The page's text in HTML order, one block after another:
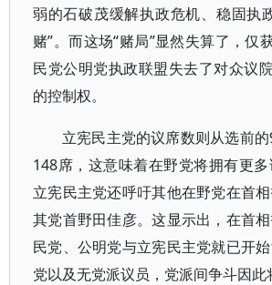
弱的石破茂缓解执政危机、稳固执
赌”。而这场“赌局”显然失算了，仅
民党公明党执政联盟失去了对众议
的控制权。
立宪民主党的议席数则从选前
148席，这意味着在野党将拥有更多
立宪民主党还呼吁其他在野党在首
其党首野田佳彦。这显示出，在首
民党、公明党与立宪民主党就已开
党以及无党派议员，党派间争斗因此